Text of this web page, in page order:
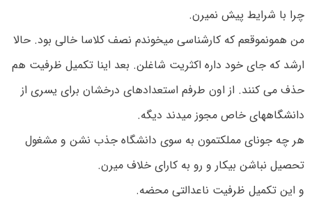
چرا با شرایط پیش نمیرن.
من همونموقعم که کارشناسی میخوندم نصف کلاسا خالی بود. حالا
ارشد که جای خود داره اکثریت شاغلن. بعد اینا تکمیل ظرفیت هم
حذف می کنند. از اون طرفم استعدادهای درخشان برای یسری از
دانشگاههای خاص مجوز میدند دیگه.
هر چه جونای مملکتمون به سوی دانشگاه جذب نشن و مشغول
تحصیل نباشن بیکار و رو به کارای خلاف میرن.
و این تکمیل ظرفیت ناعدالتی محضه.